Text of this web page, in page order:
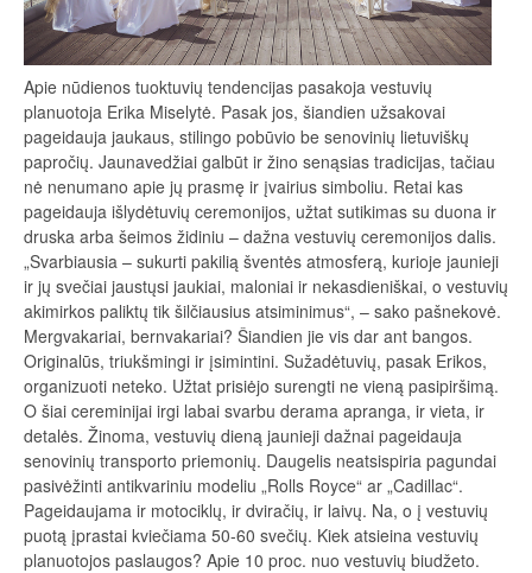
Apie nūdienos tuoktuvių tendencijas pasakoja vestuvių
planuotoja Erika Miselytė. Pasak jos, šiandien užsakovai
pageidauja jaukaus, stilingo pobūvio be senovinių lietuviškų
papročių. Jaunavedžiai galbūt ir žino senąsias tradicijas, tačiau
nė nenumano apie jų prasmę ir įvairius simboliu. Retai kas
pageidauja išlydėtuvių ceremonijos, užtat sutikimas su duona ir
druska arba šeimos židiniu – dažna vestuvių ceremonijos dalis.
„Svarbiausia – sukurti pakilią šventės atmosferą, kurioje jaunieji
ir jų svečiai jaustųsi jaukiai, maloniai ir nekasdieniškai, o vestuvių
akimirkos paliktų tik šilčiausius atsiminimus“, – sako pašnekovė.
Mergvakariai, bernvakariai? Šiandien jie vis dar ant bangos.
Originalūs, triukšmingi ir įsimintini. Sužadėtuvių, pasak Erikos,
organizuoti neteko. Užtat prisiėjo surengti ne vieną pasipiršimą.
O šiai cereminijai irgi labai svarbu derama apranga, ir vieta, ir
detalės. Žinoma, vestuvių dieną jaunieji dažnai pageidauja
senovinių transporto priemonių. Daugelis neatsispiria pagundai
pasivėžinti antikvariniu modeliu „Rolls Royce“ ar „Cadillac“.
Pageidaujama ir motociklų, ir dviračių, ir laivų. Na, o į vestuvių
puotą įprastai kviečiama 50-60 svečių. Kiek atsieina vestuvių
planuotojos paslaugos? Apie 10 proc. nuo vestuvių biudžeto.